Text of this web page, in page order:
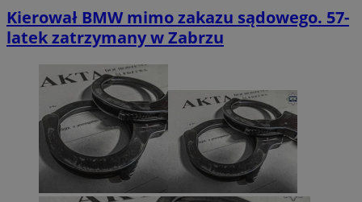
Kierował BMW mimo zakazu sądowego. 57-
latek zatrzymany w Zabrzu